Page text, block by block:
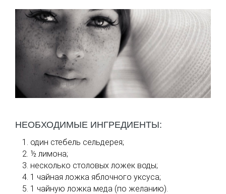
НЕОБХОДИМЫЕ ИНГРЕДИЕНТЫ:
один стебель сельдерея;
½ лимона;
несколько столовых ложек воды;
1 чайная ложка яблочного уксуса;
1 чайную ложка меда (по желанию).